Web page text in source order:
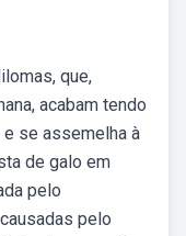
que,
acabam tendo
se assemelha à
de galo em
pelo
pelo